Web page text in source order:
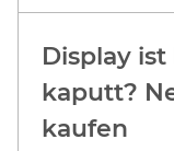
Display
kaputt?
kaufen